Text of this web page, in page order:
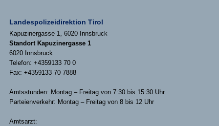
Landespolizeidirektion Tirol
Kapuzinergasse 1, 6020 Innsbruck
Standort Kapuzinergasse 1
6020 Innsbruck
Telefon: +4359133 70 0
Fax: +4359133 70 7888
Amtsstunden: Montag – Freitag von 7:30 bis 15:30 Uhr
Parteienverkehr: Montag – Freitag von 8 bis 12 Uhr
Amtsarzt: